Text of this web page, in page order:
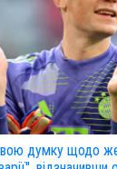
думку щодо